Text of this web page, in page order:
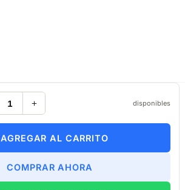
disponibles
AGREGAR AL CARRITO
COMPRAR AHORA